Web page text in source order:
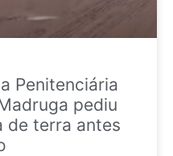
Penitenciária
pediu
de terra antes